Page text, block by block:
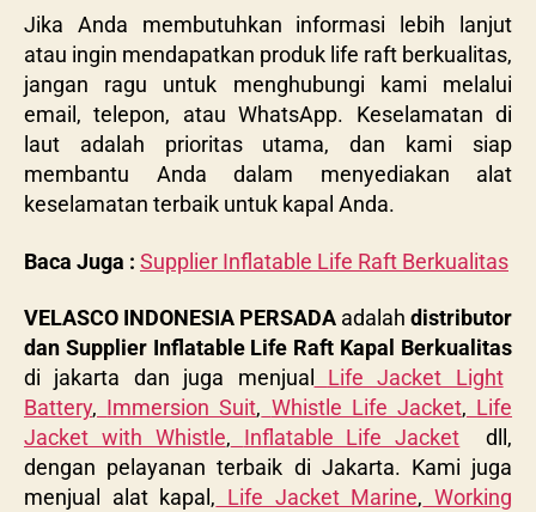
Jika Anda membutuhkan informasi lebih lanjut
atau ingin mendapatkan produk life raft berkualitas,
jangan ragu untuk menghubungi kami melalui
email, telepon, atau WhatsApp. Keselamatan di
laut adalah prioritas utama, dan kami siap
membantu Anda dalam menyediakan alat
keselamatan terbaik untuk kapal Anda.
Baca Juga : Supplier Inflatable Life Raft Berkualitas
VELASCO INDONESIA PERSADA adalah distributor
dan Supplier Inflatable Life Raft Kapal Berkualitas
di jakarta dan juga menjual
Life Jacket Light
Battery, Immersion Suit, Whistle Life Jacket, Life
Jacket with Whistle, Inflatable Life Jacket dll,
dengan pelayanan terbaik di Jakarta. Kami juga
menjual alat kapal, Life Jacket Marine, Working